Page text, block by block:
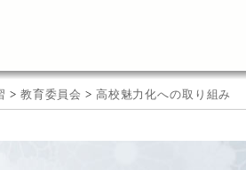
> 教育委員会 > 高校魅力化への取り組み